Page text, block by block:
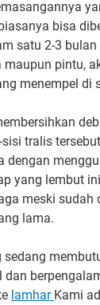
bisa
satu 2-3
pintu,
menempel di
tralis
dengan
yang lembut
meski sudah
lama.
sedang
lamhar Kami